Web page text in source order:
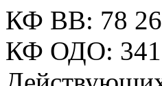
КФ ВВ: 78
КФ ОДО: